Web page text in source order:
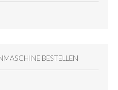
BESTELLEN